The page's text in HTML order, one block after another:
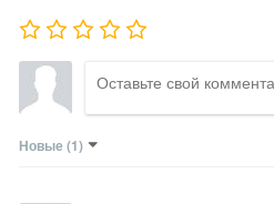
Новые (1)